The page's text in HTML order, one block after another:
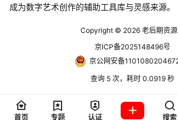
成为数字艺术创作的辅助工具库与灵感来源。
Copyright © 2026 老后期资
京ICP备2025148496号
京公网安备
查询 5 次，耗时 0.0919 秒
首页 专题 认证 搜索